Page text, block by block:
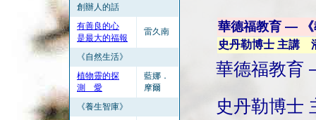
創辦人的話
有善良的心
是最大的福報
雷久南
《自然生活》
植物靈的探
測 愛
藍娜．
摩爾
《養生智庫》
華德福教育 — 《
史丹勒博士 主講
華德福教育
史丹勒博